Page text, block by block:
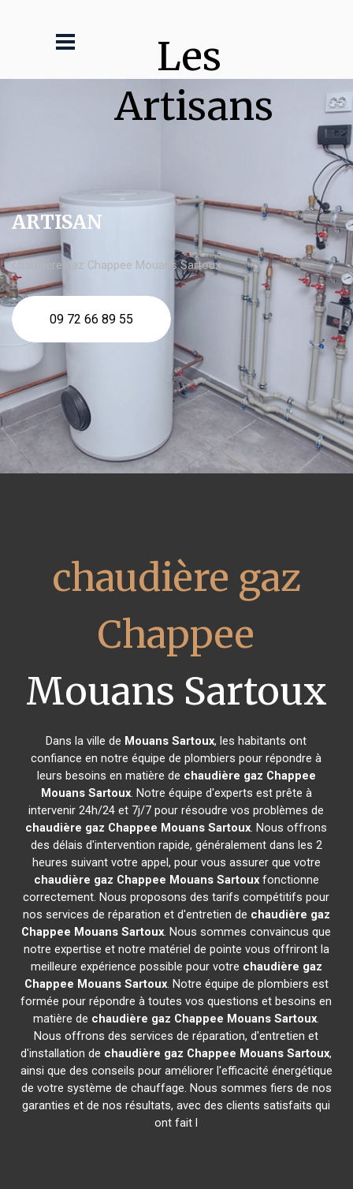
Les
Artisans
ARTISAN
chaudière gaz Chappee Mouans Sartoux
09 72 66 89 55
chaudière gaz
Chappee
Mouans Sartoux
Dans la ville de Mouans Sartoux, les habitants ont
confiance en notre équipe de plombiers pour répondre à
leurs besoins en matière de chaudière gaz Chappee
Mouans Sartoux. Notre équipe d'experts est prête à
intervenir 24h/24 et 7j/7 pour résoudre vos problèmes de
chaudière gaz Chappee Mouans Sartoux. Nous offrons
des délais d'intervention rapide, généralement dans les 2
heures suivant votre appel, pour vous assurer que votre
chaudière gaz Chappee Mouans Sartouxfonctionne
correctement. Nous proposons des tarifs compétitifs pour
nos services de réparation et d'entretien de chaudière gaz
Chappee Mouans Sartoux. Nous sommes convaincus que
notre expertise et notre matériel de pointe vous offriront la
meilleure expérience possible pour votre chaudière gaz
Chappee Mouans Sartoux. Notre équipe de plombiers est
formée pour répondre à toutes vos questions et besoins en
matière de chaudière gaz Chappee Mouans Sartoux.
Nous offrons des services de réparation, d'entretien et
d'installation de chaudière gaz Chappee Mouans Sartoux,
ainsi que des conseils pour améliorer l'efficacité énergétique
de votre système de chauffage. Nous sommes fiers de nos
garanties et de nos résultats, avec des clients satisfaits qui
ont fait l